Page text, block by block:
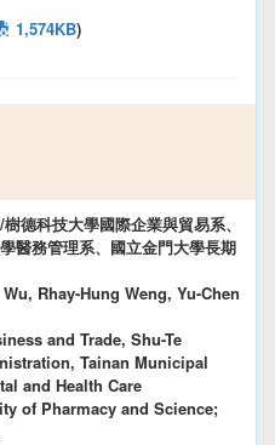
1,574KB)
德科技大學國際企業與貿易系、
醫務管理系、國立金門大學長期
Rhay-Hung Weng, Yu-Chen
and Trade, Shu-Te
Tainan Municipal
and Health Care
of Pharmacy and Science;